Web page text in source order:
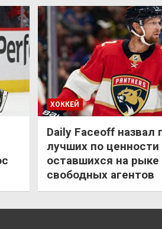
ХОККЕЙ
Daily Faceoff назвал
лучших по ценности
оставшихся на рыке
свободных агентов